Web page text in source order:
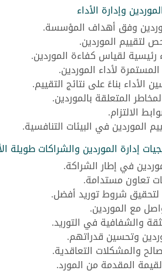
وإدارة الأداء
وفق أهداف المؤسسة.
لتقييم الموردين.
رئيسية لقياس كفاءة الموردين.
لأداء الموردين.
بناءً على نتائج التقييم.
المتعلقة بالموردين.
الالتزام.
الموردين في البيئات التنافسية.
إدارة الموردين والشراكات طويلة
في إطار الشراكة.
تعاون مستدامة.
لتحقيق شروط توريد أفضل.
مع الموردين.
والشفافية في التوريد.
وتحسين قدراتهم.
والمشكلات التعاقدية.
المقدمة من المورد.